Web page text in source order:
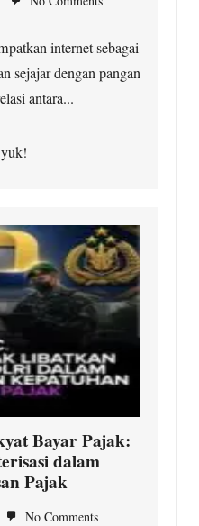
internet sebagai
sejajar dengan pangan
antara...
Bayar Pajak:
dalam
Pajak
No Comments